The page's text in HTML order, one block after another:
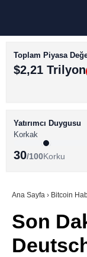
BİTCOİN
ALTCOİN
SÖZLÜK
Toplam Piyasa
$2,21 Trilyon
Yatırımcı Duygusu
Korkak
30/100Korku
Ana Sayfa › Bitcoin
Son